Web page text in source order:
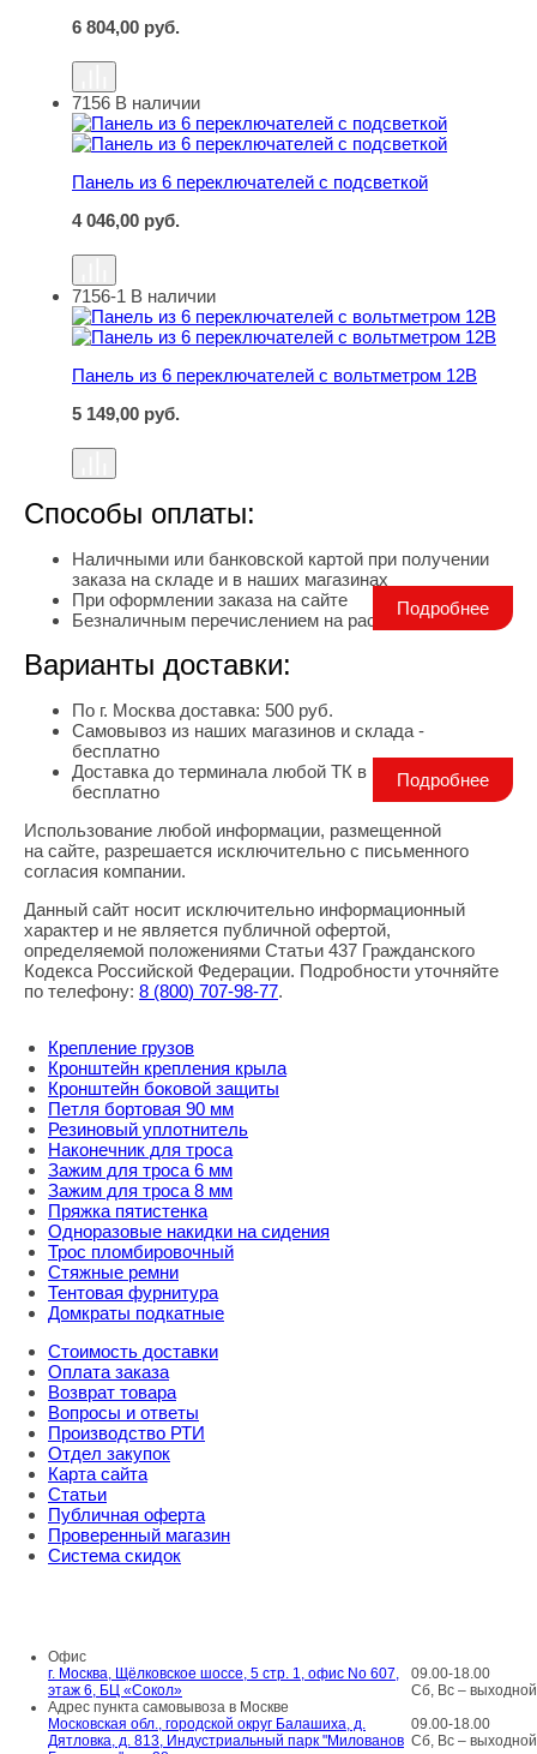
6 804,00 руб.
Панель из 6 переключателей с подсветкой
7156 В наличии
Панель из 6 переключателей с подсветкой
4 046,00 руб.
Панель из 6 переключателей с вольтметром 12В
7156-1 В наличии
Панель из 6 переключателей с вольтметром 12В
5 149,00 руб.
Способы оплаты:
Наличными или банковской картой при получении
заказа на складе и в наших магазинах
При оформлении заказа на сайте
Безналичным перечислением на расчетный счет
Подробнее
Варианты доставки:
По г. Москва доставка: 500 руб.
Самовывоз из наших магазинов и склада -
бесплатно
Доставка до терминала любой ТК в г. Москва -
бесплатно
Подробнее
Правовая информация
Использование любой информации, размещенной
на сайте, разрешается исключительно с письменного
согласия компании.
Данный сайт носит исключительно информационный
характер и не является публичной офертой,
определяемой положениями Статьи 437 Гражданского
Кодекса Российской Федерации. Подробности уточняйте
по телефону: 8 (800) 707-98-77.
Крепление грузов
Кронштейн крепления крыла
Кронштейн боковой защиты
Петля бортовая 90 мм
Резиновый уплотнитель
Наконечник для троса
Зажим для троса 6 мм
Зажим для троса 8 мм
Пряжка пятистенка
Одноразовые накидки на сидения
Трос пломбировочный
Стяжные ремни
Тентовая фурнитура
Домкраты подкатные
Стоимость доставки
Оплата заказа
Возврат товара
Вопросы и ответы
Производство РТИ
Отдел закупок
Карта сайта
Статьи
Публичная оферта
Проверенный магазин
Система скидок
Офис
г. Москва, Щёлковское шоссе, 5 стр. 1, офис No 607,
этаж 6, БЦ «Сокол»
09.00-18.00
Сб, Вс – выходной
Адрес пункта самовывоза в Москве
Московская обл., городской округ Балашиха, д.
Дятловка, д. 813, Индустриальный парк "Милованов
09.00-18.00
Сб, Вс – выходной